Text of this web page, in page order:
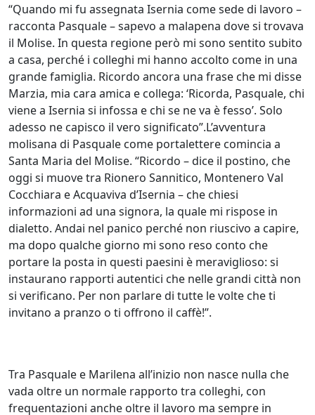
“Quando mi fu assegnata Isernia come sede di lavoro –
racconta Pasquale – sapevo a malapena dove si trovava
il Molise. In questa regione però mi sono sentito subito
a casa, perché i colleghi mi hanno accolto come in una
grande famiglia. Ricordo ancora una frase che mi disse
Marzia, mia cara amica e collega: ‘Ricorda, Pasquale, chi
viene a Isernia si infossa e chi se ne va è fesso’. Solo
adesso ne capisco il vero significato”.L’avventura
molisana di Pasquale come portalettere comincia a
Santa Maria del Molise. “Ricordo – dice il postino, che
oggi si muove tra Rionero Sannitico, Montenero Val
Cocchiara e Acquaviva d’Isernia – che chiesi
informazioni ad una signora, la quale mi rispose in
dialetto. Andai nel panico perché non riuscivo a capire,
ma dopo qualche giorno mi sono reso conto che
portare la posta in questi paesini è meraviglioso: si
instaurano rapporti autentici che nelle grandi città non
si verificano. Per non parlare di tutte le volte che ti
invitano a pranzo o ti offrono il caffè!”.
Tra Pasquale e Marilena all’inizio non nasce nulla che
vada oltre un normale rapporto tra colleghi, con
frequentazioni anche oltre il lavoro ma sempre in